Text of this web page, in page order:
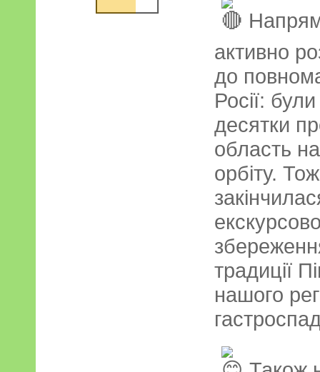
активно
до
Росії:
десятки
область
орбіту.
традиції
нашого